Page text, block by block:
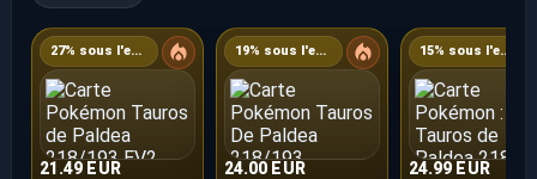
27% sous l'estimation
21.49 EUR
19% sous l'estimation
24.00 EUR
15% sous l'estimation
24.99 EUR